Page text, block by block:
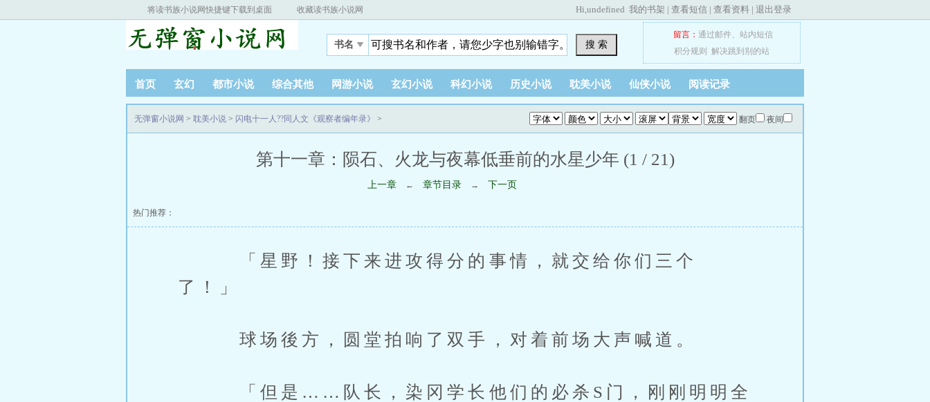
将读书族小说网快捷键下载到桌面 收藏读书族小说网 Hi,undefined 我的书架 | 查看短信 | 查看资料 | 退出登录
书名 搜 索
留言： 通过邮件、 站内短信
积分规则
解决跳到别的站
首页 玄幻 都市小说 综合其他 网游小说 玄幻小说 科幻小说 历史小说 耽美小说 仙侠小说 阅读记录
翻页 夜间
无弹窗小说网 > 耽美小说 > 闪电十一人??同人文《观察者编年录》 >
第十一章：陨石、火龙与夜幕低垂前的水星少年 (1 / 21)
上一章 ← 章节目录 → 下一页
热门推荐：
「星野！接下来进攻得分的事情，就交给你们三个
了！」
球场後方，圆堂拍响了双手，对着前场大声喊道。
「但是……队长，染冈学长他们的必杀S门，刚刚明明全